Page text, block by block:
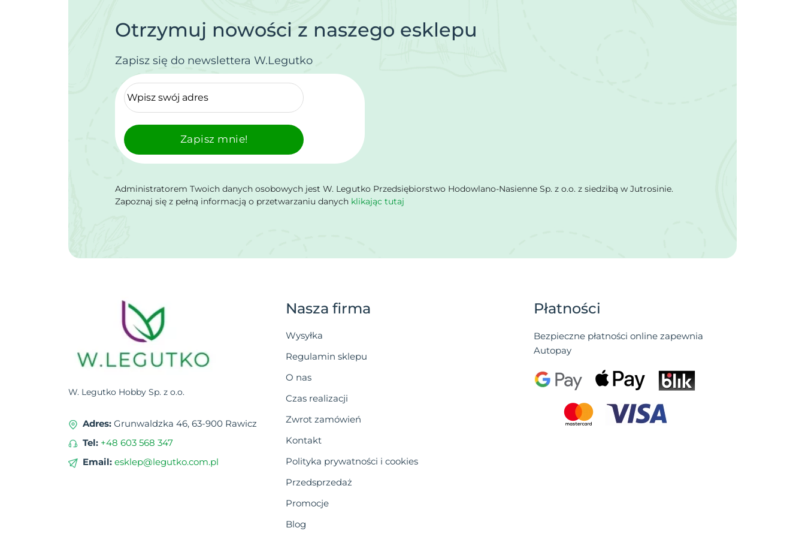
Otrzymuj nowości z naszego esklepu
Zapisz się do newslettera W.Legutko
Zapisz mnie!
Administratorem Twoich danych osobowych jest W. Legutko Przedsiębiorstwo Hodowlano-Nasienne Sp. z o.o. z siedzibą w Jutrosinie.
Zapoznaj się z pełną informacją o przetwarzaniu danych klikając tutaj
W. Legutko Hobby Sp. z o.o.
Adres: Grunwaldzka 46, 63-900 Rawicz
Tel: +48 603 568 347
Email: esklep@legutko.com.pl
Nasza firma
Wysyłka
Regulamin sklepu
O nas
Czas realizacji
Zwrot zamówień
Kontakt
Polityka prywatności i cookies
Przedsprzedaż
Promocje
Blog
Płatności
Bezpieczne płatności online zapewnia
Autopay